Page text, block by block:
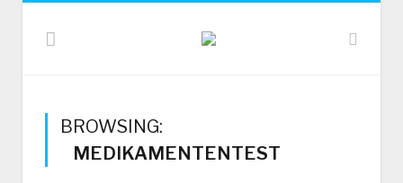
BROWSING:
MEDIKAMENTENTEST